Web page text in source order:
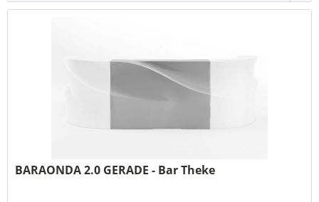
BARAONDA 2.0 GERADE - Bar Theke